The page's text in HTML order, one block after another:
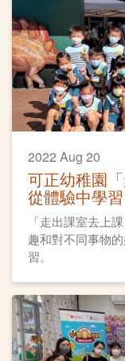
2022 Aug 20
可正幼稚園
從體驗中學習
「走出課室去上
趣和對不同事物
習。